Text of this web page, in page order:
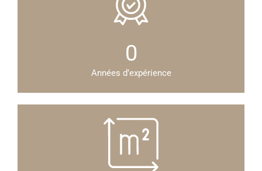
0
Années d’expérience